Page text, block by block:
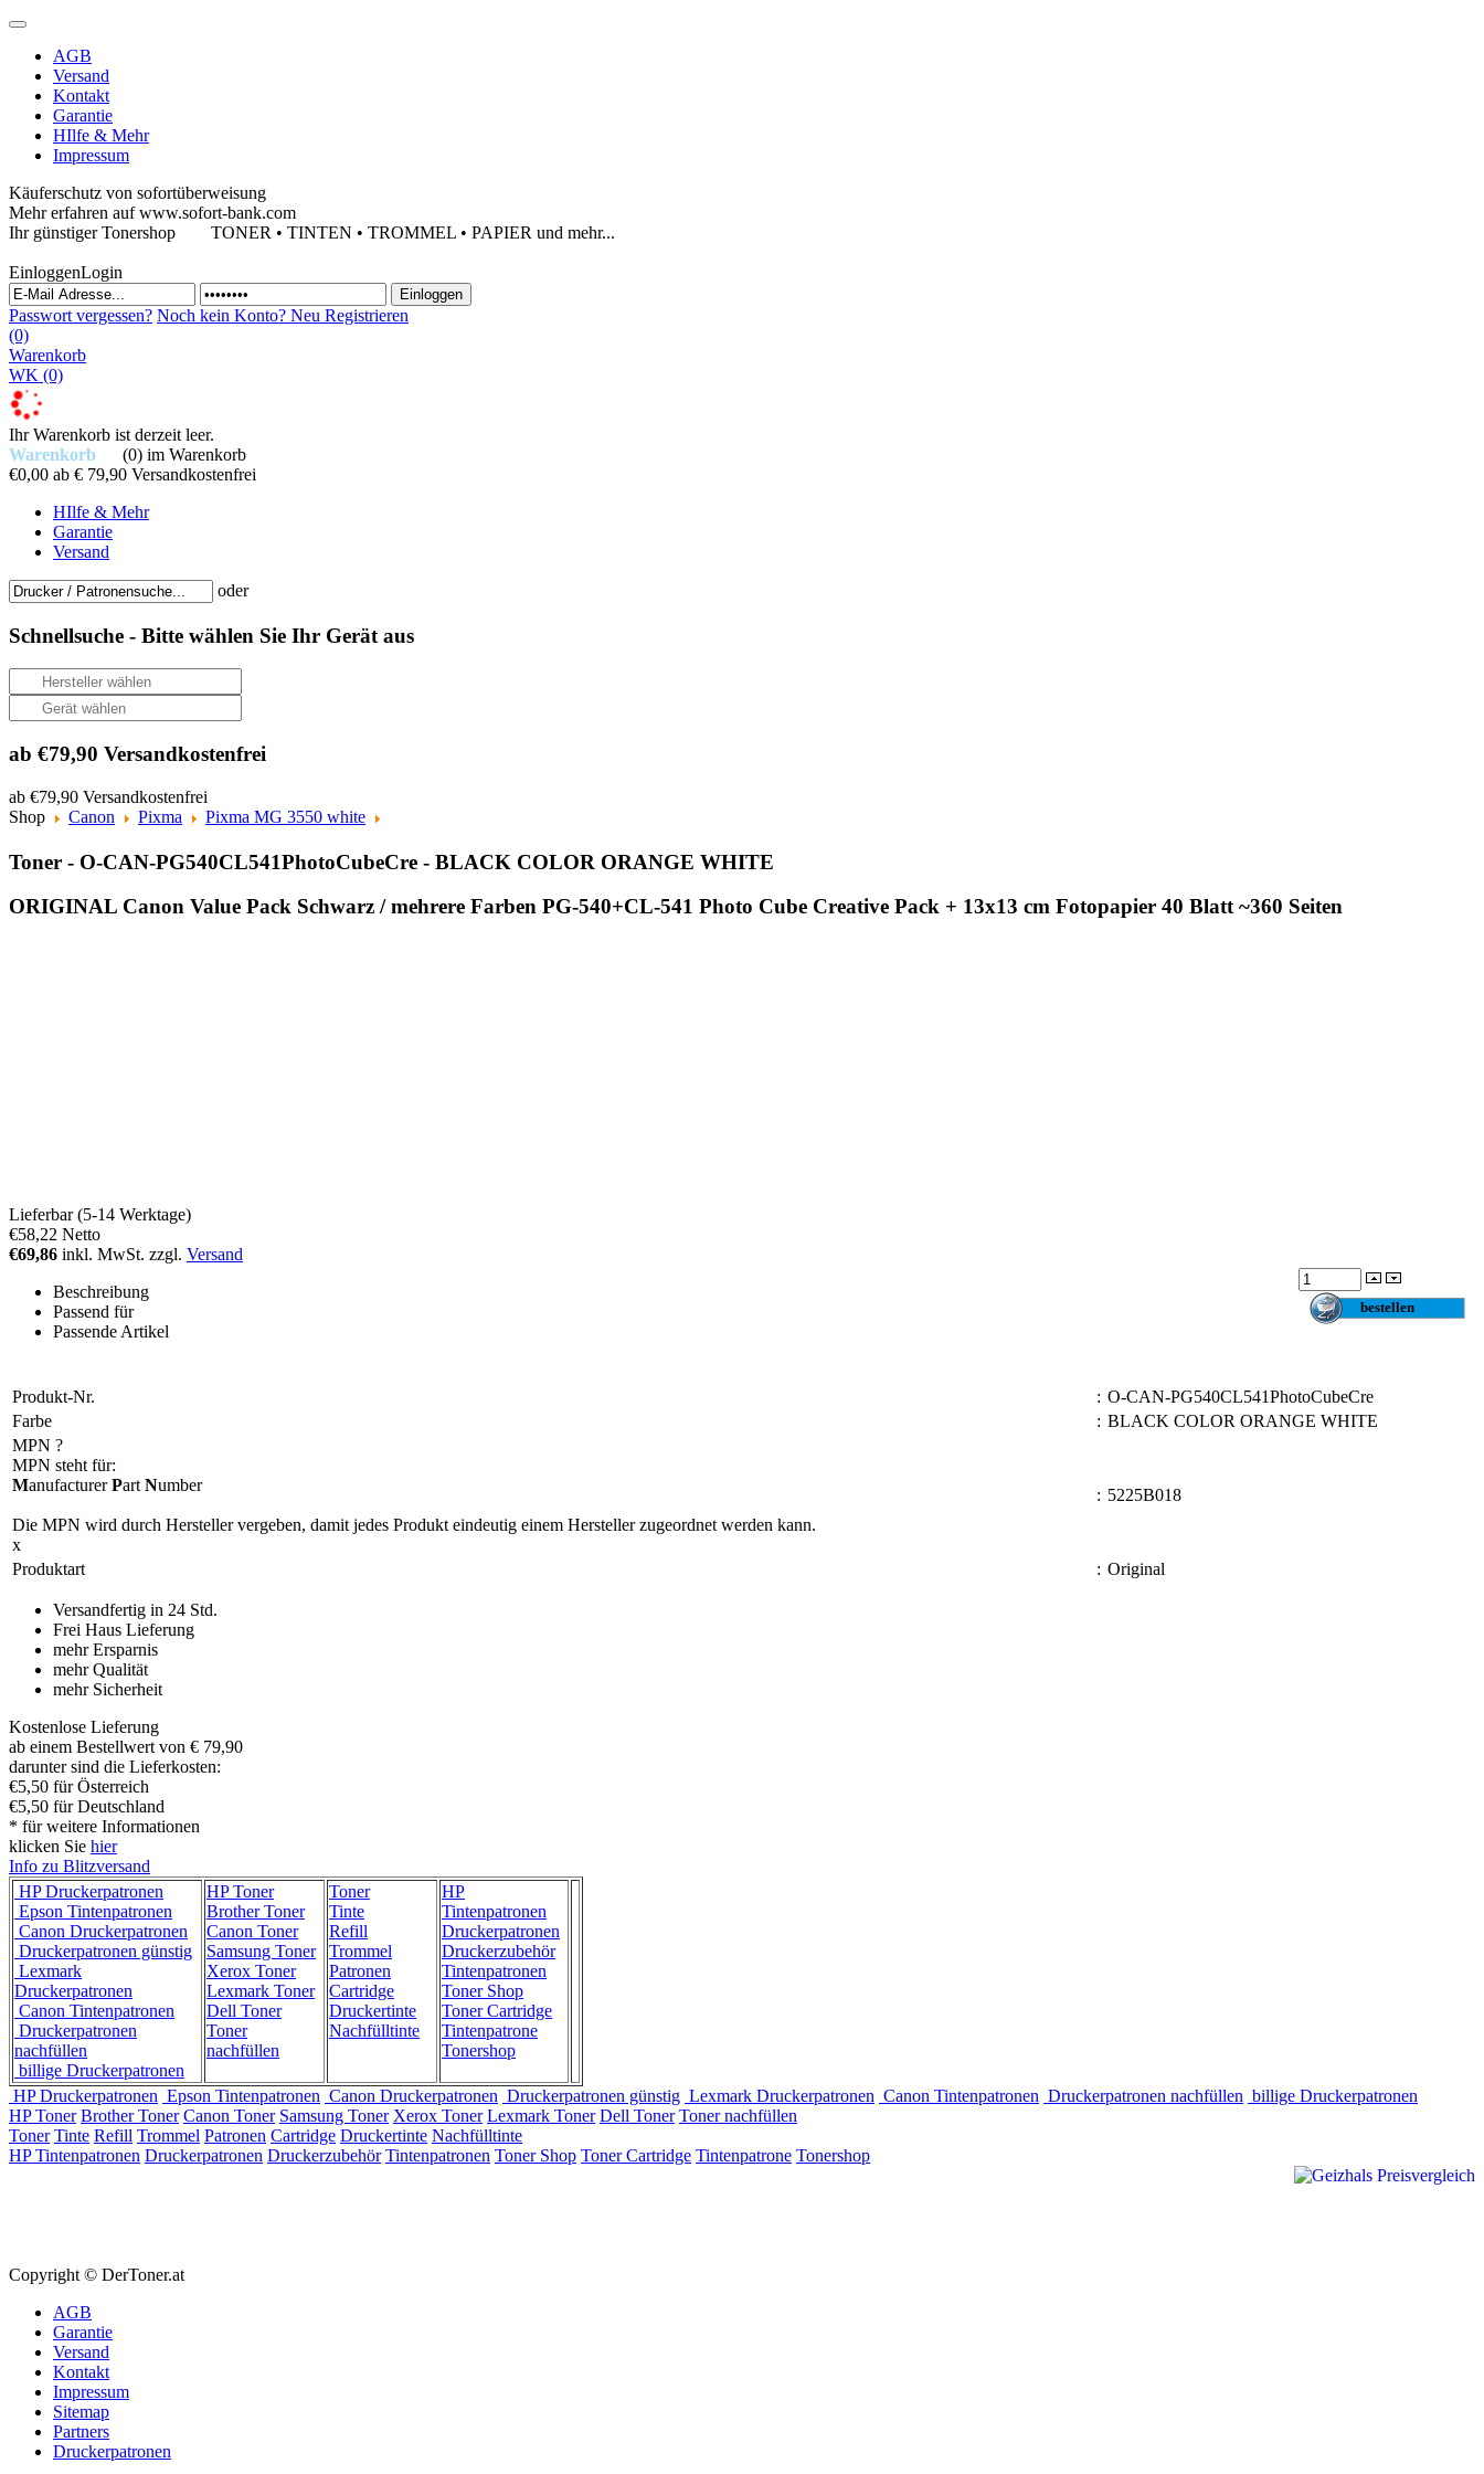
AGB
Versand
Kontakt
Garantie
HIlfe & Mehr
Impressum
Käuferschutz von sofortüberweisung
Mehr erfahren auf www.sofort-bank.com
Ihr günstiger Tonershop TONER • TINTEN • TROMMEL • PAPIER und mehr...
EinloggenLogin
Passwort vergessen? Noch kein Konto? Neu Registrieren
(0)
Warenkorb
WK (0)
Ihr Warenkorb ist derzeit leer.
Warenkorb
(0) im Warenkorb
€0,00 ab € 79,90 Versandkostenfrei
HIlfe & Mehr
Garantie
Versand
oder
Schnellsuche - Bitte wählen Sie Ihr Gerät aus
ab €79,90 Versandkostenfrei
ab €79,90 Versandkostenfrei
Shop
Canon Pixma Pixma MG 3550 white
Toner - O-CAN-PG540CL541PhotoCubeCre - BLACK COLOR ORANGE WHITE
ORIGINAL Canon Value Pack Schwarz / mehrere Farben PG-540+CL-541 Photo Cube Creative Pack + 13x13 cm Fotopapier 40 Blatt ~360 Seiten
Lieferbar (5-14 Werktage)
€58,22 Netto
€69,86 inkl. MwSt. zzgl. Versand
Beschreibung
Passend für
Passende Artikel
Produkt-Nr. : O-CAN-PG540CL541PhotoCubeCre
Farbe
: BLACK COLOR ORANGE WHITE
MPN ?
MPN steht für:
ManufacturerPart Number
Die MPN wird durch Hersteller vergeben, damit jedes Produkt eindeutig einem Hersteller zugeordnet werden kann.
x
: 5225B018
Produktart : Original
Versandfertig in 24 Std.
Frei Haus Lieferung
mehr Ersparnis
mehr Qualität
mehr Sicherheit
Kostenlose Lieferung
ab einem Bestellwert von € 79,90
darunter sind die Lieferkosten:
€5,50 für Österreich
€5,50 für Deutschland
* für weitere Informationen
klicken Sie hier
Info zu Blitzversand
HP Druckerpatronen
Epson Tintenpatronen
Canon Druckerpatronen
Druckerpatronen günstig
Lexmark
Druckerpatronen
Canon Tintenpatronen
Druckerpatronen
nachfüllen
billige Druckerpatronen
HP Toner
Brother Toner
Canon Toner
Samsung Toner
Xerox Toner
Lexmark Toner
Dell Toner
Toner
nachfüllen
Toner
Tinte
Refill
Trommel
Patronen
Cartridge
Druckertinte
Nachfülltinte
HP
Tintenpatronen
Druckerpatronen
Druckerzubehör
Tintenpatronen
Toner Shop
Toner Cartridge
Tintenpatrone
Tonershop
HP Druckerpatronen Epson Tintenpatronen Canon Druckerpatronen Druckerpatronen günstig Lexmark Druckerpatronen Canon Tintenpatronen Druckerpatronen nachfüllen billige Druckerpatronen
HP Toner Brother Toner Canon Toner Samsung Toner Xerox Toner Lexmark Toner Dell Toner Toner nachfüllen
Toner Tinte Refill Trommel Patronen Cartridge Druckertinte Nachfülltinte
HP Tintenpatronen Druckerpatronen Druckerzubehör Tintenpatronen Toner Shop Toner Cartridge Tintenpatrone Tonershop
Copyright © DerToner.at
AGB
Garantie
Versand
Kontakt
Impressum
Sitemap
Partners
Druckerpatronen